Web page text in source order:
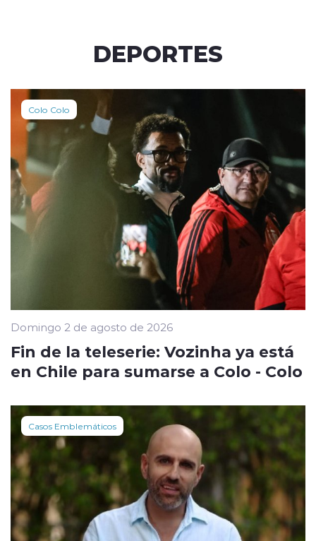
DEPORTES
Colo Colo
Domingo 2 de agosto de 2026
Fin de la teleserie: Vozinha ya está
en Chile para sumarse a Colo - Colo
Casos Emblemáticos